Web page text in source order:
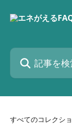
記事を検索...
すべてのコレクシ